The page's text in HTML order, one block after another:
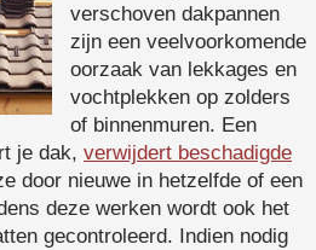
verschoven dakpannen
zijn een veelvoorkomende
oorzaak van lekkages en
vochtplekken op zolders
of binnenmuren. Een
je dak, verwijdert beschadigde
door nieuwe in hetzelfde of een
deze werken wordt ook het
gecontroleerd. Indien nodig